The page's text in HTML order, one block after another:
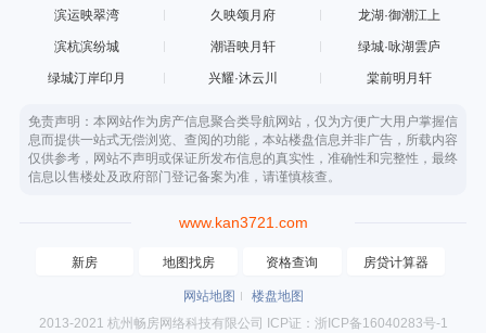
滨运映翠湾 久映颂月府 龙湖·御潮江上
滨杭滨纷城 潮语映月轩 绿城·咏湖雲庐
绿城汀岸印月 兴耀·沐云川 棠前明月轩
免责声明：本网站作为房产信息聚合类导航网站，仅为方便广大用户掌握信
息而提供一站式无偿浏览、查阅的功能，本站楼盘信息并非广告，所载内容
仅供参考，网站不声明或保证所发布信息的真实性，准确性和完整性，最终
信息以售楼处及政府部门登记备案为准，请谨慎核查。
www.kan3721.com
新房 地图找房 资格查询 房贷计算器
网站地图
楼盘地图
2013-2021 杭州畅房网络科技有限公司 ICP证：浙ICP备16040283号-1